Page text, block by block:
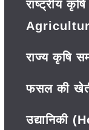
राष्ट्रीय
राज्य कृषि
फसल की
उद्यानिकी